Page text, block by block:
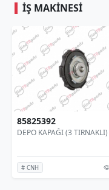
İŞ MAKINESI
85825392
DEPO KAPAĞI (3 TIRNAKLI)
# CNH